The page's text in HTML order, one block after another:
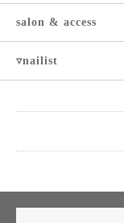
salon & access
▿nailist